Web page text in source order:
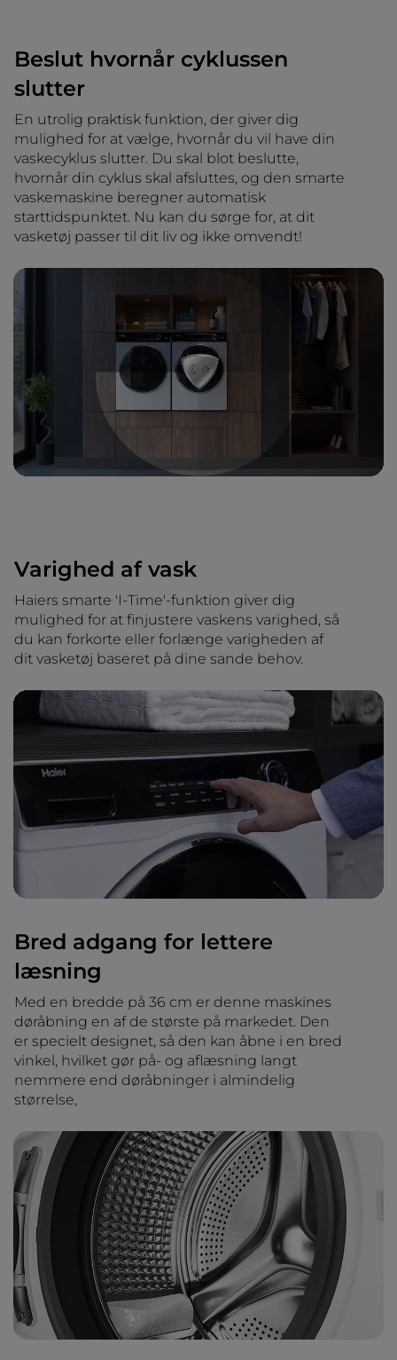
Beslut hvornår cyklussen
slutter
En utrolig praktisk funktion, der giver dig
mulighed for at vælge, hvornår du vil have din
vaskecyklus slutter. Du skal blot beslutte,
hvornår din cyklus skal afsluttes, og den smarte
vaskemaskine beregner automatisk
starttidspunktet. Nu kan du sørge for, at dit
vasketøj passer til dit liv og ikke omvendt!
Varighed af vask
Haiers smarte 'I-Time'-funktion giver dig
mulighed for at finjustere vaskens varighed, så
du kan forkorte eller forlænge varigheden af
dit vasketøj baseret på dine sande behov.
Bred adgang for lettere
læsning
Med en bredde på 36 cm er denne maskines
døråbning en af de største på markedet. Den
er specielt designet, så den kan åbne i en bred
vinkel, hvilket gør på- og aflæsning langt
nemmere end døråbninger i almindelig
størrelse,